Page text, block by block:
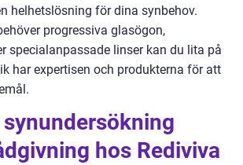
helhetslösning för dina synbehov.
progressiva glasögon,
specialanpassade linser kan du lita på
har expertisen och produkterna för att
hos Rediviva